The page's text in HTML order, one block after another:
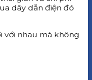
dây dẫn điện đó
với nhau mà không